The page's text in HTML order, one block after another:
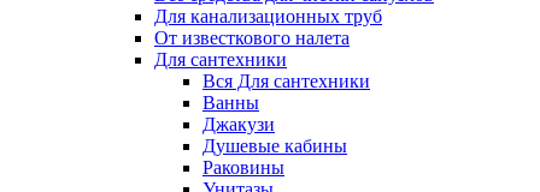
Для канализационных труб
От известкового налета
Для сантехники
Вся Для сантехники
Ванны
Джакузи
Душевые кабины
Раковины